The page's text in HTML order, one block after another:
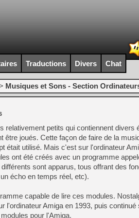
Traductions Divers Chat
Musiques et Sons - Section
relativement petits qui contiennent divers
être joués. Cette façon de faire de la
était utilisé. Mais c'est sur l'ordinateur
ont été créés avec un programme
sont apparus, tous offrant des
écho en temps réel, etc).
capable de lire ces modules.
l'ordinateur Amiga en 1993, puis
pour l'Amiga.